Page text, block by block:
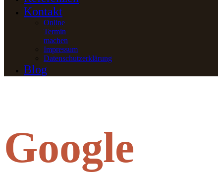
Kontakt
Online
Termin
machen
Impressum
Datenschutzerklärung
Blog
Google